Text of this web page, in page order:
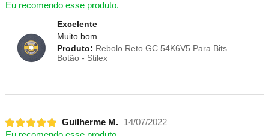
Eu recomendo esse produto.
Excelente
Muito bom
Produto: Rebolo Reto GC 54K6V5 Para Bits
Botão - Stilex
Guilherme M.
14/07/2022